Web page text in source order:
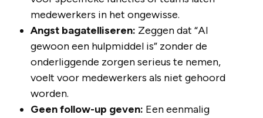
medewerkers in het ongewisse.
Angst bagatelliseren: Zeggen dat “AI
gewoon een hulpmiddel is” zonder de
onderliggende zorgen serieus te nemen,
voelt voor medewerkers als niet gehoord
worden.
Geen follow-up geven: Een eenmalig